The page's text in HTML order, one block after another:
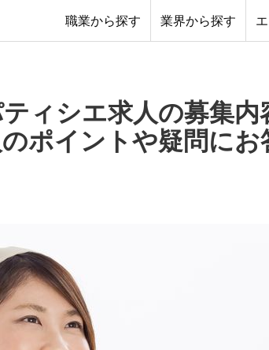
職業から探す 業界から探す
ィシエ求人の募集内
ポイントや疑問にお